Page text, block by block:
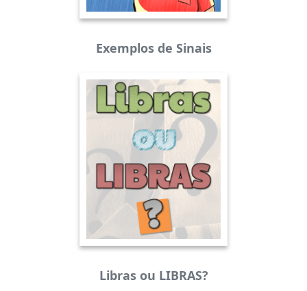
Exemplos de Sinais
Libras ou LIBRAS?